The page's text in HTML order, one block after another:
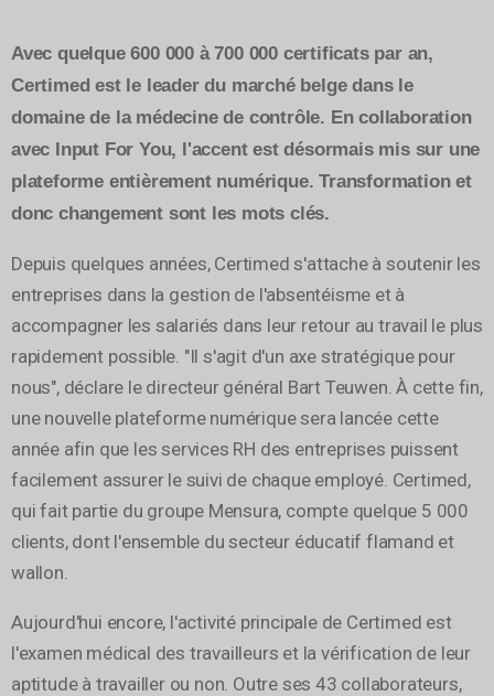
Avec quelque 600 000 à 700 000 certificats par an,
Certimed est le leader du marché belge dans le
domaine de la médecine de contrôle. En collaboration
avec Input For You, l'accent est désormais mis sur une
plateforme entièrement numérique. Transformation et
donc changement sont les mots clés.
Depuis quelques années, Certimed s'attache à soutenir les
entreprises dans la gestion de l'absentéisme et à
accompagner les salariés dans leur retour au travail le plus
rapidement possible. "Il s'agit d'un axe stratégique pour
nous", déclare le directeur général Bart Teuwen. À cette fin,
une nouvelle plateforme numérique sera lancée cette
année afin que les services RH des entreprises puissent
facilement assurer le suivi de chaque employé. Certimed,
qui fait partie du groupe Mensura, compte quelque 5 000
clients, dont l'ensemble du secteur éducatif flamand et
wallon.
Aujourd'hui encore, l'activité principale de Certimed est
l'examen médical des travailleurs et la vérification de leur
aptitude à travailler ou non. Outre ses 43 collaborateurs,